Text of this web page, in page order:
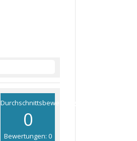
Durchschnittsbewertung
0
Bewertungen: 0